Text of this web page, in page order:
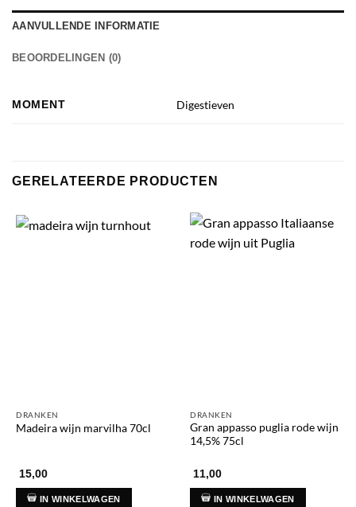
AANVULLENDE INFORMATIE
BEOORDELINGEN (0)
MOMENT Digestieven
GERELATEERDE PRODUCTEN
DRANKEN
Madeira wijn marvilha 70cl
15,00
IN WINKELWAGEN
DRANKEN
Gran appasso puglia rode wijn
14,5% 75cl
11,00
IN WINKELWAGEN